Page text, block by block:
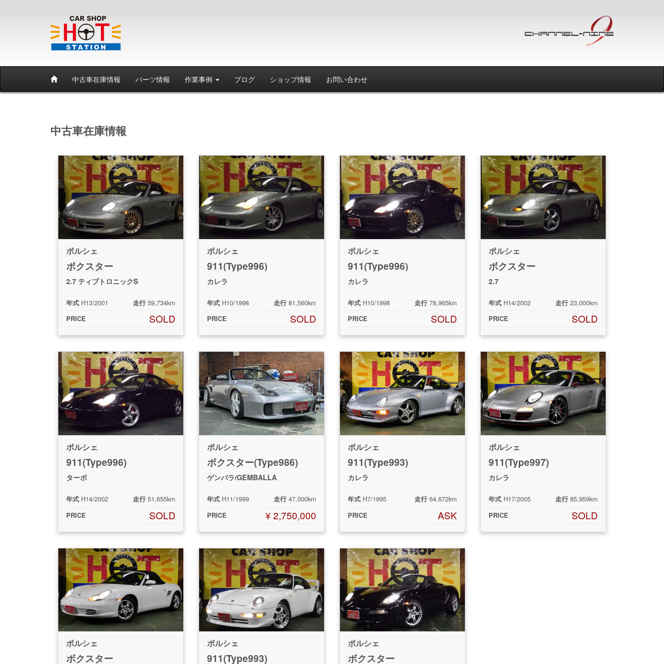
中古車在庫情報 パーツ情報 作業事例 ブログ ショップ情報 お問い合わせ
中古車在庫情報
ポルシェ
ボクスター
2.7 ティプトロニックS
年式 H13/2001 走行 59,734km
PRICE SOLD
ポルシェ
911(Type996)
カレラ
年式 H10/1998 走行 81,560km
PRICE SOLD
ポルシェ
911(Type996)
カレラ
年式 H10/1998 走行 78,965km
PRICE SOLD
ポルシェ
ボクスター
2.7
年式 H14/2002 走行 23,000km
PRICE SOLD
ポルシェ
911(Type996)
ターボ
年式 H14/2002 走行 51,655km
PRICE SOLD
ポルシェ
ボクスター(Type986)
ゲンバラ/GEMBALLA
年式 H11/1999 走行 47,000km
PRICE ¥ 2,750,000
ポルシェ
911(Type993)
カレラ
年式 H7/1995 走行 64,672km
PRICE ASK
ポルシェ
911(Type997)
カレラ
年式 H17/2005 走行 85,959km
PRICE SOLD
ポルシェ
ボクスター
ポルシェ
911(Type993)
ポルシェ
ボクスター